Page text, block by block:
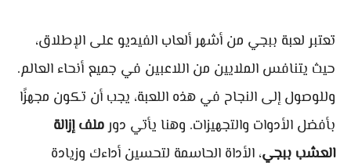
تعتبر لعبة ببجي من أشهر ألعاب الفيديو على الإطلاق،
حيث يتنافس الملايين من اللاعبين في جميع أنحاء العالم.
وللوصول إلى النجاح في هذه اللعبة، يجب أن تكون مجهزًا
بأفضل الأدوات والتجهيزات. وهنا يأتي دورملف إزالة
العشب ببجي، الأداة الحاسمة لتحسين أداءك وزيادة